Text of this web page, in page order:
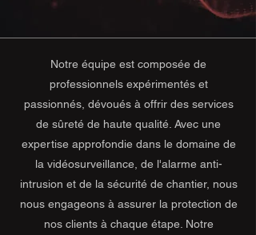
Notre équipe est composée de
professionnels expérimentés et
passionnés, dévoués à offrir des services
de sûreté de haute qualité. Avec une
expertise approfondie dans le domaine de
la vidéosurveillance, de l'alarme anti-
intrusion et de la sécurité de chantier, nous
nous engageons à assurer la protection de
nos clients à chaque étape. Notre